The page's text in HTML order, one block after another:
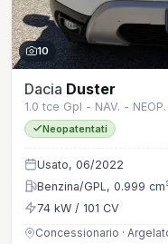
10
Dacia Duster
1.0 tce Gpl - NAV. -
Neopatentati
Usato, 06/2022
Benzina/GPL, 0.999
74 kW / 101 CV
Concessionario ·